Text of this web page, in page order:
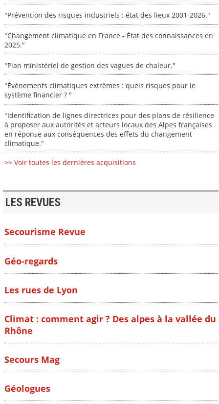
"Prévention des risques industriels : état des lieux 2001-2026."
"Changement climatique en France - État des connaissances en
2025."
"Plan ministériel de gestion des vagues de chaleur."
"Événements climatiques extrêmes : quels risques pour le
système financier ? "
"Identification de lignes directrices pour des plans de résilience
à proposer aux autorités et acteurs locaux des Alpes françaises
en réponse aux conséquences des effets du changement
climatique."
>> Voir toutes les dernières acquisitions
LES REVUES
Secourisme Revue
Géo-regards
Les rues de Lyon
Climat : comment agir ? Des alpes à la vallée du
Rhône
Secours Mag
Géologues